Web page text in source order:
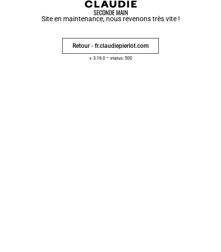
Site en maintenance, nous revenons très vite !
Retour - fr.claudiepierlot.com
v. 3.16.0- status: 500